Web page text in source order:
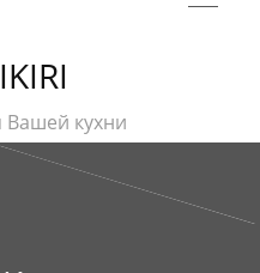
Вашей кухни